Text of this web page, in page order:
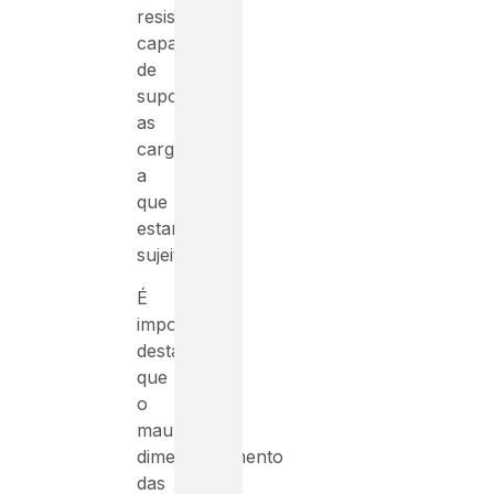
resistentes
capazes
de
suportar
as
cargas
a
que
estarão
sujeitas.
É
importante
destacar
que
o
mau
dimensionamento
das